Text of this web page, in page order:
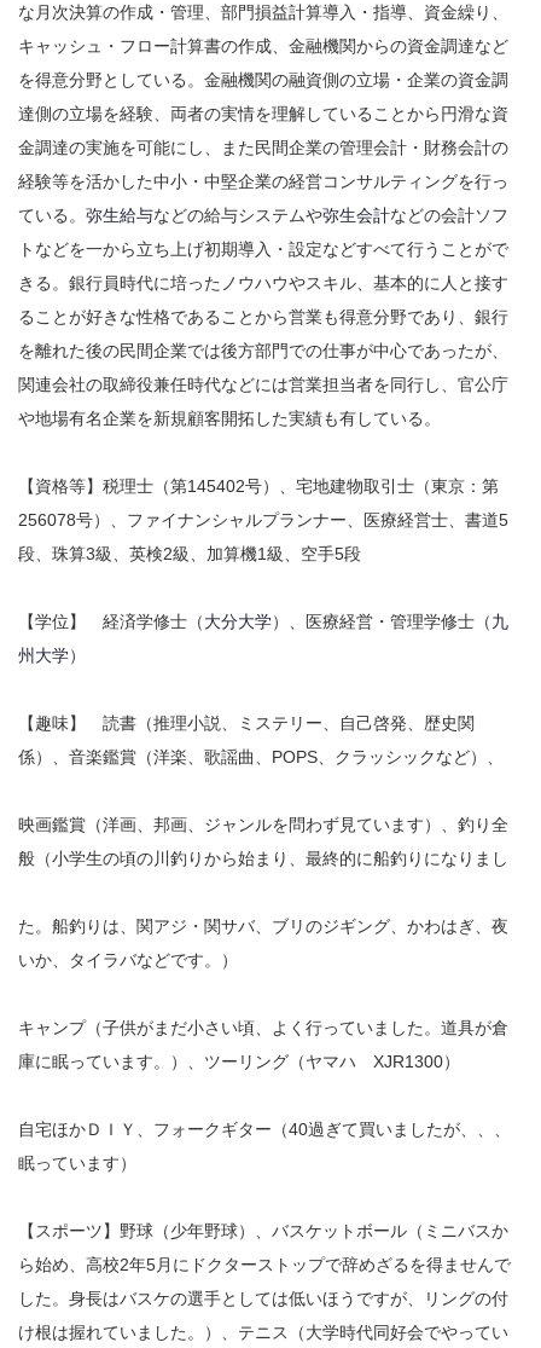
な月次決算の作成・管理、部門損益計算導入・指導、資金繰り、
キャッシュ・フロー計算書の作成、金融機関からの資金調達など
を得意分野としている。金融機関の融資側の立場・企業の資金調
達側の立場を経験、両者の実情を理解していることから円滑な資
金調達の実施を可能にし、また民間企業の管理会計・財務会計の
経験等を活かした中小・中堅企業の経営コンサルティングを行っ
ている。 弥生給与などの給与システムや弥生会計などの会計ソフ
トなどを一から立ち上げ初期導入・設定などすべて行うことがで
きる。銀行員時代に培ったノウハウやスキル、基本的に人と接す
ることが好きな性格であることから営業も得意分野であり、銀行
を離れた後の民間企業では後方部門での仕事が中心であったが、
関連会社の取締役兼任時代などには営業担当者を同行し、官公庁
や地場有名企業を新規顧客開拓した実績も有している。
【資格等】税理士（第145402号）、宅地建物取引士（東京：第
256078号）、ファイナンシャルプランナー、医療経営士、書道5
段、珠算3級、英検2級、加算機1級、空手5段
【学位】 経済学修士（大分大学）、医療経営・管理学修士（九
州大学）
【趣味】 読書（推理小説、ミステリー、自己啓発、歴史関
係）、音楽鑑賞（洋楽、歌謡曲、POPS、クラッシックなど）、
映画鑑賞（洋画、邦画、ジャンルを問わず見ています）、釣り全
般（小学生の頃の川釣りから始まり、最終的に船釣りになりまし
た。船釣りは、関アジ・関サバ、ブリのジギング、かわはぎ、夜
いか、タイラバなどです。）
キャンプ（子供がまだ小さい頃、よく行っていました。道具が倉
庫に眠っています。）、ツーリング（ヤマハ XJR1300）
自宅ほかＤＩＹ、フォークギター（40過ぎて買いましたが、、、
眠っています）
【スポーツ】野球（少年野球）、バスケットボール（ミニバスか
ら始め、高校2年5月にドクターストップで辞めざるを得ませんで
した。身長はバスケの選手としては低いほうですが、リングの付
け根は握れていました。）、テニス（大学時代同好会でやってい